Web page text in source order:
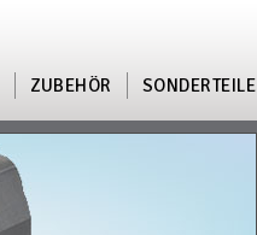
ZUBEHÖR SONDERTEILE